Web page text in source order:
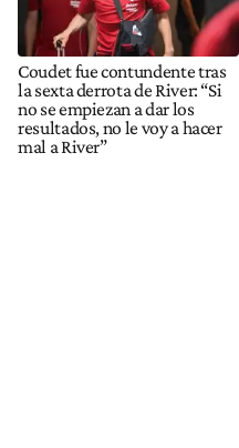
Coudet fue contundente tras
la sexta derrota de River: “Si
no se empiezan a dar los
resultados, no le voy a hacer
mal a River”